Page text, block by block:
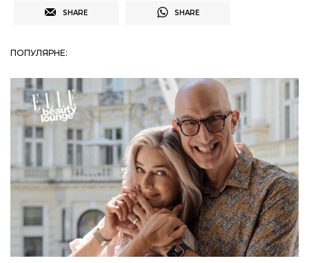
SHARE SHARE
ПОПУЛЯРНЕ: